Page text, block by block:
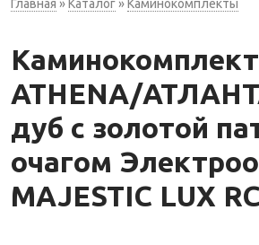
Главная »Каталог»Каминокомплекты
Каминокомплект
ATHENA/
дуб с золотой
очагом
MAJESTIC LUX RC